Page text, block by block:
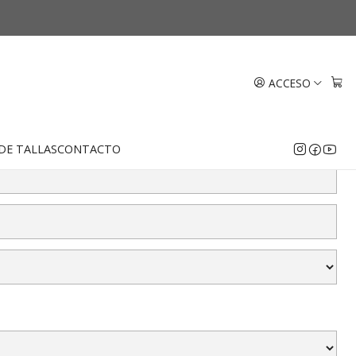
ACCESO
TALLASCONTACTO
4 mm Oro 18k